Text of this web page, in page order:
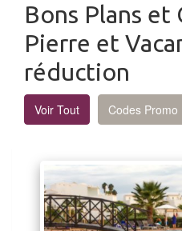
Bons Plans et
Pierre et
réduction
Voir Tout Codes Promo